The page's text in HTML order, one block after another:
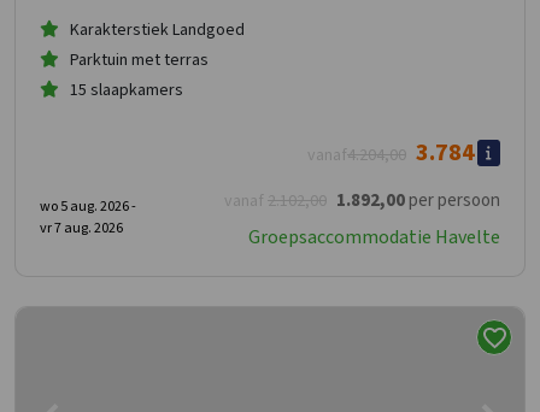
Karakterstiek Landgoed
Parktuin met terras
15 slaapkamers
vanaf 2.102,00 1.892,00per persoon
vanaf4.204,00 3.784
wo 5 aug. 2026 -
vr 7 aug. 2026
Groepsaccommodatie Havelte